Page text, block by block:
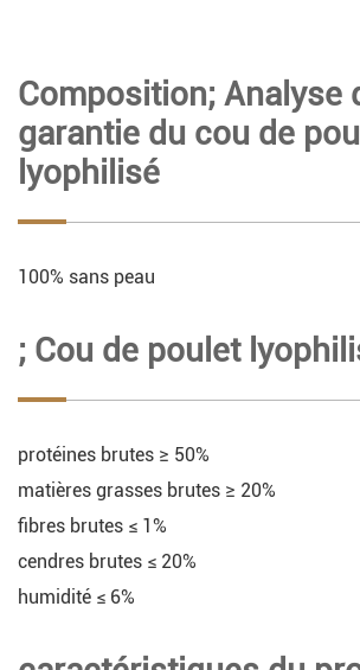
Composition; Analyse
garantie du cou de
lyophilisé
100% sans peau
; Cou de poulet
protéines brutes ≥ 50%
matières grasses brutes ≥ 20%
fibres brutes ≤ 1%
cendres brutes ≤ 20%
humidité ≤ 6%